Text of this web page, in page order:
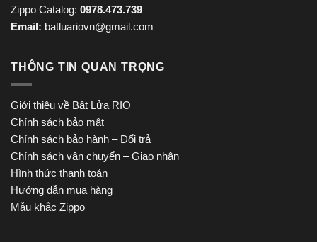
Zippo Catalog: 0978.473.739
Email: batluariovn@gmail.com
THÔNG TIN QUAN TRỌNG
Giới thiệu về Bật Lửa RIO
Chính sách bảo mật
Chính sách bảo hành – Đổi trả
Chính sách vận chuyển – Giao nhận
Hình thức thanh toán
Hướng dẫn mua hàng
Mẫu khắc Zippo